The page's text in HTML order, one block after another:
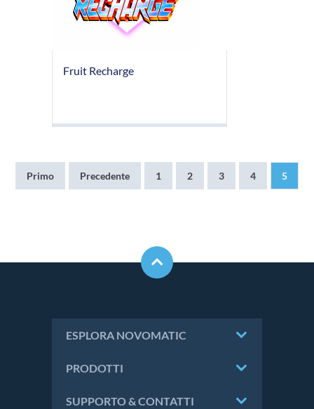
Fruit Recharge
Prima
pagina
Primo
Pagina
precedente
Precedente Pagina
1 Pagina
2 Pagina
3 Pagina
4
Pagina
attuale
5
ESPLORA NOVOMATIC
PRODOTTI
SUPPORTO & CONTATTI